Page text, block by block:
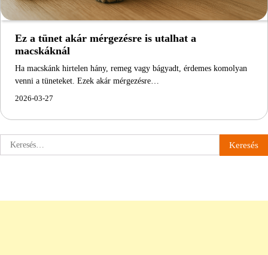
Ez a tünet akár mérgezésre is utalhat a
macskáknál
Ha macskánk hirtelen hány, remeg vagy bágyadt, érdemes komolyan
venni a tüneteket. Ezek akár mérgezésre…
2026-03-27
Keresés: